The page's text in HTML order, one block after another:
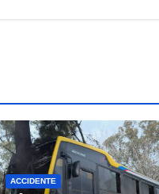
ACCIDENTE